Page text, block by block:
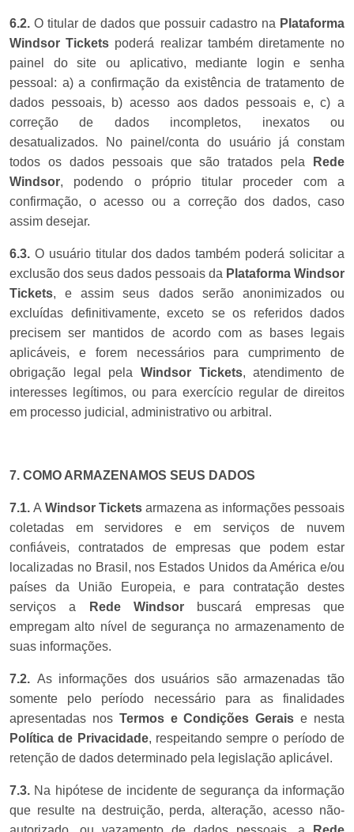
6.2. O titular de dados que possuir cadastro na Plataforma
Windsor Tickets poderá realizar também diretamente no
painel do site ou aplicativo, mediante login e senha
pessoal: a) a confirmação da existência de tratamento de
dados pessoais, b) acesso aos dados pessoais e, c) a
correção de dados incompletos, inexatos ou
desatualizados. No painel/conta do usuário já constam
todos os dados pessoais que são tratados pela
Rede
Windsor, podendo o próprio titular proceder com a
confirmação, o acesso ou a correção dos dados, caso
assim desejar.
6.3. O usuário titular dos dados também poderá solicitar a
exclusão dos seus dados pessoais da Plataforma Windsor
Tickets, e assim seus dados serão anonimizados ou
excluídas definitivamente, exceto se os referidos dados
precisem ser mantidos de acordo com as bases legais
aplicáveis, e forem necessários para cumprimento de
obrigação legal pela Windsor Tickets, atendimento de
interesses legítimos, ou para exercício regular de direitos
em processo judicial, administrativo ou arbitral.
7. COMO ARMAZENAMOS SEUS DADOS
7.1. A Windsor Ticketsarmazena as informações pessoais
coletadas em servidores e em serviços de nuvem
confiáveis, contratados de empresas que podem estar
localizadas no Brasil, nos Estados Unidos da América e/ou
países da União Europeia, e para contratação destes
serviços a
Rede Windsor buscará empresas que
empregam alto nível de segurança no armazenamento de
suas informações.
7.2. As informações dos usuários são armazenadas tão
somente pelo período necessário para as finalidades
apresentadas nos Termos e Condições Gerais e nesta
Política de Privacidade, respeitando sempre o período de
retenção de dados determinado pela legislação aplicável.
7.3. Na hipótese de incidente de segurança da informação
que resulte na destruição, perda, alteração, acesso não-